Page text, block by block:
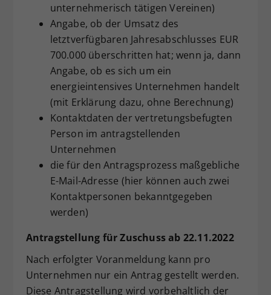
unternehmerisch tätigen Vereinen)
Angabe, ob der Umsatz des
letztverfügbaren Jahresabschlusses EUR
700.000 überschritten hat; wenn ja, dann
Angabe, ob es sich um ein
energieintensives Unternehmen handelt
(mit Erklärung dazu, ohne Berechnung)
Kontaktdaten der vertretungsbefugten
Person im antragstellenden
Unternehmen
die für den Antragsprozess maßgebliche
E-Mail-Adresse (hier können auch zwei
Kontaktpersonen bekanntgegeben
werden)
Antragstellung für Zuschuss ab 22.11.2022
Nach erfolgter Voranmeldung kann pro
Unternehmen nur ein Antrag gestellt werden.
Diese Antragstellung wird vorbehaltlich der